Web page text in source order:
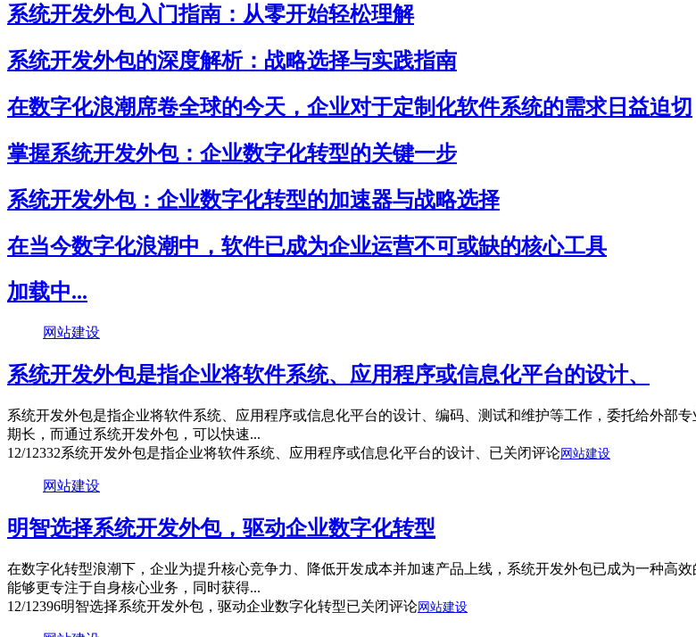
系统开发外包入门指南：从零开始轻松理解
系统开发外包的深度解析：战略选择与实践指南
在数字化浪潮席卷全球的今天，企业对于定制化软件系统的需求日益迫切
掌握系统开发外包：企业数字化转型的关键一步
系统开发外包：企业数字化转型的加速器与战略选择
在当今数字化浪潮中，软件已成为企业运营不可或缺的核心工具
加载中...
网站建设
系统开发外包是指企业将软件系统、应用程序或信息化平台的设计、
系统开发外包是指企业将软件系统、应用程序或信息化平台的设计、编码、测试和维护等工作，委托给外部
期长，而通过系统开发外包，可以快速...
12/12332系统开发外包是指企业将软件系统、应用程序或信息化平台的设计、 已关闭评论网站建设
网站建设
明智选择系统开发外包，驱动企业数字化转型
在数字化转型浪潮下，企业为提升核心竞争力、降低开发成本并加速产品上线，系统开发外包已成为一种高
能够更专注于自身核心业务，同时获得...
12/12396明智选择系统开发外包，驱动企业数字化转型已关闭评论网站建设